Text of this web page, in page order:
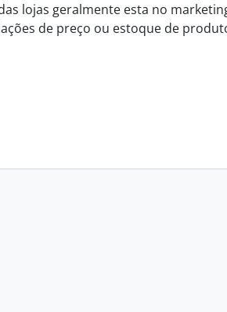
lojas geralmente esta no
de preço ou estoque de